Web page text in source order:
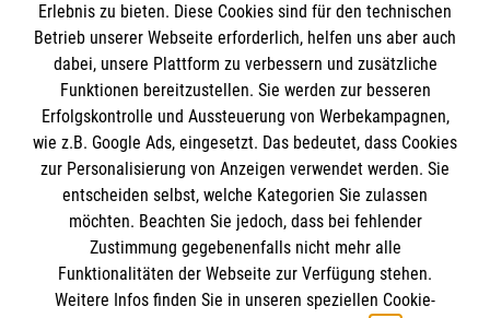
Informationen
Impressum
Datenschutz
Barrierefreiheit
Kontakt
Die Malteser
Malteser in Deutschland
Malteserorden
Sharepoint
Spendenkonto
Erlebnis zu bieten. Diese Cookies sind für den technischen
Betrieb unserer Webseite erforderlich, helfen uns aber auch
dabei, unsere Plattform zu verbessern und zusätzliche
Funktionen bereitzustellen. Sie werden zur besseren
Erfolgskontrolle und Aussteuerung von Werbekampagnen,
wie z.B. Google Ads, eingesetzt. Das bedeutet, dass Cookies
zur Personalisierung von Anzeigen verwendet werden. Sie
entscheiden selbst, welche Kategorien Sie zulassen
möchten. Beachten Sie jedoch, dass bei fehlender
Zustimmung gegebenenfalls nicht mehr alle
Funktionalitäten der Webseite zur Verfügung stehen.
Weitere Infos finden Sie in unseren speziellen Cookie-